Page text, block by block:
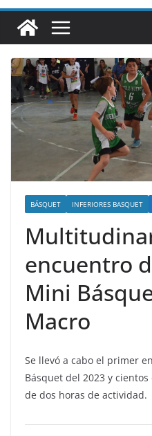
BÁSQUET INFERIORES BASQUET
encuentro
Mini
Macro
Se llevó a cabo el primer
Básquet del 2023 y
de dos horas de actividad.